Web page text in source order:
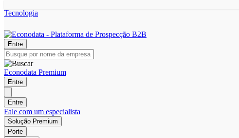
Tecnologia
Entre
Econodata Premium
Entre
Entre
Fale com um especialista
Solução Premium
Porte